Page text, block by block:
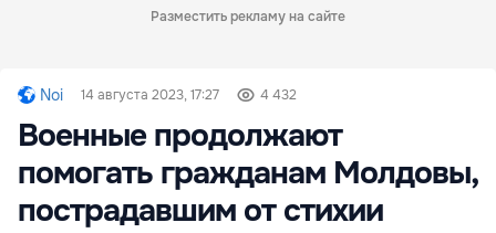
Разместить рекламу на сайте
Noi 14 августа 2023, 17:27 4 432
Военные продолжают
помогать гражданам Молдовы,
пострадавшим от стихии